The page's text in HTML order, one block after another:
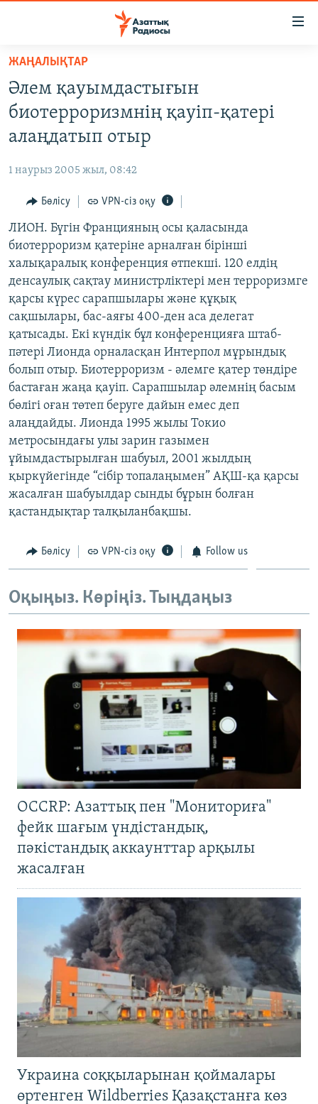
Skip
main
content
to
main
Navigation
Search
САЯСАТ
AZATTYQTV
АДАМ ҚҰҚЫҚТАРЫ
ӘЛЕУМЕТ
ӘЛЕМ
АРНАЙЫ ЖОБАЛАР
Русский
ЖАЗЫЛЫҢЫЗ
Басқа тілдерде
ЖАҢАЛЫҚТАР
Әлем қауымдастығын
биотерроризмнің қауіп-қатері
алаңдатып отыр
1 наурыз 2005 жыл, 08:42
Бөлісу VPN-сіз оқу
ЛИОН. Бүгін Францияның осы қаласында
биотерроризм қатеріне арналған бірінші
халықаралық конференция өтпекші. 120 елдің
денсаулық сақтау министрліктері мен терроризмге
қарсы күрес сарапшылары және құқық
сақшылары, бас-аяғы 400-ден аса делегат
қатысады. Екі күндік бұл конференцияға штаб-
пәтері Лионда орналасқан Интерпол мұрындық
болып отыр. Биотерроризм - әлемге қатер төндіре
бастаған жаңа қауіп. Сарапшылар әлемнің басым
бөлігі оған төтеп беруге дайын емес деп
алаңдайды. Лионда 1995 жылы Токио
метросындағы улы зарин газымен
ұйымдастырылған шабуыл, 2001 жылдың
қыркүйегінде “сібір топалаңымен” АҚШ-қа қарсы
жасалған шабуылдар сынды бұрын болған
қастандықтар талқыланбақшы.
Бөлісу VPN-сіз оқу Follow us
Оқыңыз. Көріңіз. Тыңдаңыз
OCCRP: Азаттық пен "Мониториға"
фейк шағым үндістандық,
пәкістандық аккаунттар арқылы
жасалған
Украина соққыларынан қоймалары
өртенген Wildberries Қазақстанға көз